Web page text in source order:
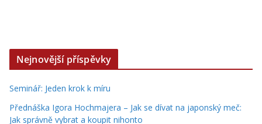
Nejnovější příspěvky
Seminář: Jeden krok k míru
Přednáška Igora Hochmajera – Jak se dívat na japonský meč:
Jak správně vybrat a koupit nihonto